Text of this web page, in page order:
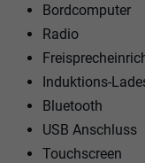
Bordcomputer
Radio
Induktions-
Bluetooth
USB Anschluss
Touchscreen